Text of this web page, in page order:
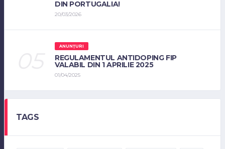
DIN PORTUGALIA!
20/03/2026
ANUNȚURI
REGULAMENTUL ANTIDOPING FIP
VALABIL DIN 1 APRILIE 2025
01/04/2025
TAGS